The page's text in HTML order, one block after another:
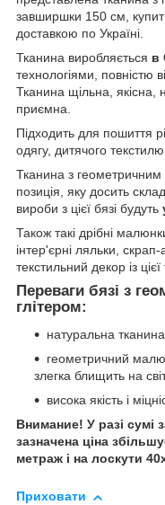
завширшки 150 см,
доставкою по Україні.
Тканина виробляється в
технологіями, повністю
Тканина щільна, якісна,
приємна.
Підходить для пошиття
одягу, дитячого
Тканина з геометричним
позиція, яку досить
вироби з цієї бязі будуть
Також такі дрібні
інтер'єрні ляльки,
текстильний декор із
Переваги бязі з
глітером:
натуральна
геометричний
злегка блищить на
висока якість і
Внимание! У разі сумі
зазначена ціна
метраж і на лоскути
Приховати